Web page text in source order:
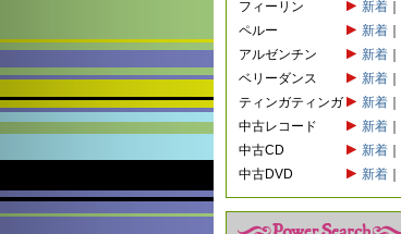
フィーリン
新着
ペルー
新着
アルゼンチン
新着
ベリーダンス
新着
ティンガティンガ
新着
中古レコード
新着
中古CD
新着
中古DVD
新着